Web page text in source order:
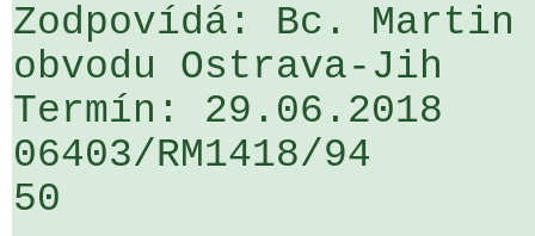
Zodpovídá: Bc. Martin
obvodu Ostrava-Jih
Termín: 29.06.2018
06403/RM1418/
50